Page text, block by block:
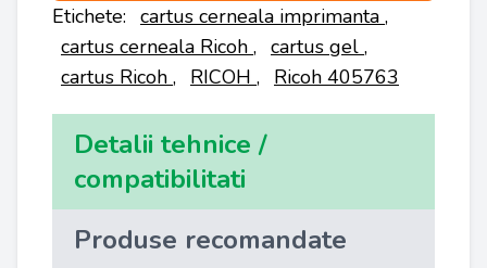
Etichete: cartus cerneala imprimanta ,
cartus cerneala Ricoh , cartus gel ,
cartus Ricoh , RICOH , Ricoh 405763
Detalii tehnice /
compatibilitati
Produse recomandate